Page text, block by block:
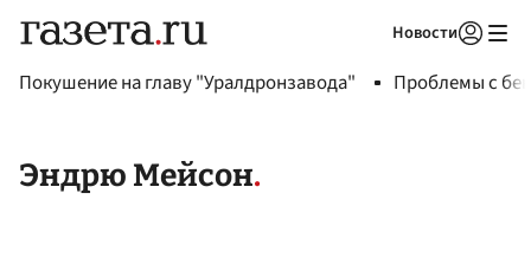
Новости
Покушение на главу "Уралдронзавода" Проблемы с
Эндрю Мейсон